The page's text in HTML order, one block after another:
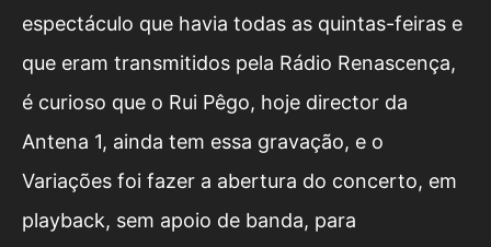
espectáculo que havia todas as quintas-feiras e
que eram transmitidos pela Rádio Renascença,
é curioso que o Rui Pêgo, hoje director da
Antena 1, ainda tem essa gravação, e o
Variações foi fazer a abertura do concerto, em
playback, sem apoio de banda, para